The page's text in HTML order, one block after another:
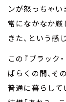
ンが怒っちゃい
常になかなか厳
きた、という感
この『ブラック
ばらくの間、そ
普通に暮らして